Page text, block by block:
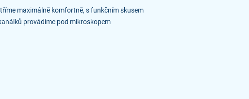
maximálně komfortně, s funkčním skusem
provádíme pod mikroskopem